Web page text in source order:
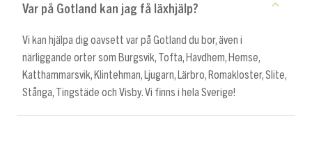
Var på Gotland kan jag få läxhjälp?
Vi kan hjälpa dig oavsett var på Gotland du bor, även i
närliggande orter som Burgsvik, Tofta, Havdhem, Hemse,
Katthammarsvik, Klintehman, Ljugarn, Lärbro, Romakloster, Slite,
Stånga, Tingstäde och Visby. Vi finns i hela Sverige!